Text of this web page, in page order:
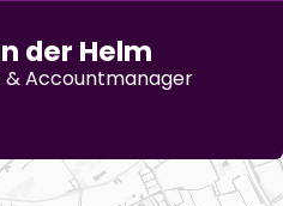
der Helm
& Accountmanager